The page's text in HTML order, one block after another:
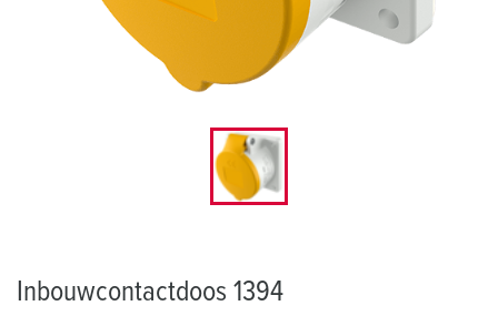
Inbouwcontactdoos 1394